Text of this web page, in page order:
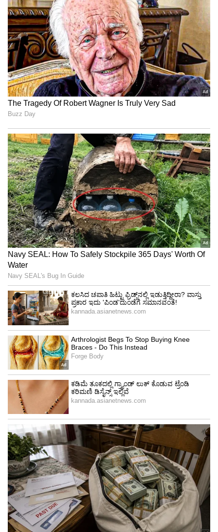
ರೈತರ ಮಕ್ಕಳಾದ ನಾವು ಕೃಷಿಯಲ್ಲಿ ತೊಡಗಿಕೊಳ್ಳುವಾಗ ಜ್ಞಾನ
ಮತ್ತು ವಿಜ್ಞಾನ ಎರಡನ್ನೂ ಮೈಗೂಡಿಸಿಕೊಳ್ಳಬೇಕು. ಈ ಹಿಂದೆ
ಕೈಸೇರುತ್ತಿತ್ತು. ಆದರೆ, ಇತ್ತೀಚಿನ ದಿನಗಳಲ್ಲಿ ನಾಟಿ ಮಾಡುವ
ವೇಳೆ ಬಿಸಿಲು, ಕೊಯ್ಲಿನ ಸಮಯದಲ್ಲಿ ಮಳೆ ಬಂದು ರೈತರು
ಸಂಕಷ್ಟಕ್ಕೆ ಸಿಲುಕುವಂತಾಗಿದೆ. ಹಾಗಾಗಿ ರೈತರು ಕೃಷಿ
ಚಟುವಟಿಕೆಯಲ್ಲಿ ಬದಲಾವಣೆ ಮಾಡಿಕೊಳ್ಳಬೇಕಿದೆ ಎಂದರು.
ಅಯೋಧ್ಯೆ ರಾಮಮಂದಿರ ಉದ್ಘಾಟನೆ ನೋಡಲು
ರಾಯಚೂರು ಭಕ್ತನ ಪಾದಯಾತ್ರೆ!
ಉತ್ತರ ಕರ್ನಾಟಕ ಭಾಗದ ರೈತರು ಕೃಷಿಯಲ್ಲಿ ಆಧುನಿಕ
ತಂತ್ರಜ್ಞಾನ ಅಳವಡಿಸಿಕೊಳ್ಳುತ್ತಿರುವ ಹಿನ್ನೆಲೆಯಲ್ಲಿ ಪ್ರತಿ
ಹೆಕ್ಟೇರ್‌ಗೆ ಕನಿಷ್ಠ 160 ಟನ್ ಕಬ್ಬು ಬೆಳೆಯುತ್ತಿದ್ದಾರೆ. ಆದರೆ,
ಜಿಲ್ಲೆ ಹಾಗೂ ಹಳೆ ಮೈಸೂರು ಭಾಗದ ರೈತರು ಕೇವಲ 70
ರಿಂದ 80 ಟನ್ ಕಬ್ಬು ಬೆಳೆಯುತ್ತಾರೆ. ಆದ್ದರಿಂದ ಈ ಭಾಗದ
ರೈತರೂ ಸಹ ಕೃಷಿಯಲ್ಲಿ ಆಧುನಿಕ ತಂತ್ರಜ್ಞಾನ
ಅಳವಡಿಸಿಕೊಂಡು ಹೆಚ್ಚು ಆದಾಯಗಳಿಸಬೇಕು ಎಂದರು.